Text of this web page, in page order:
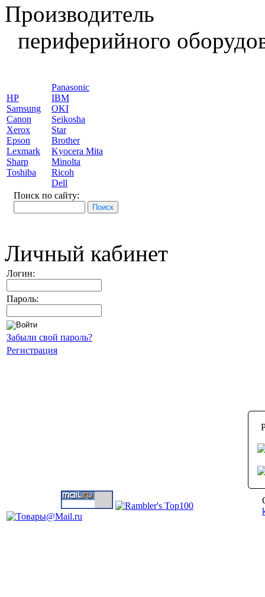
Производитель
периферийного
HP
Samsung
Canon
Xerox
Epson
Lexmark
Sharp
Toshiba
Panasonic
IBM
OKI
Seikosha
Star
Brother
Kyocera Mita
Minolta
Ricoh
Dell
Поиск по сайту:
Личный кабинет
Логин:
Пароль:
Забыли свой пароль?
Регистрация